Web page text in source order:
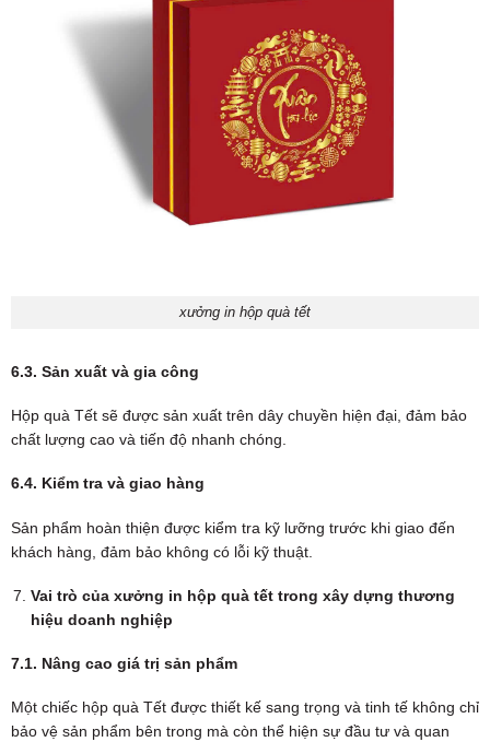
xưởng in hộp quà tết
6.3. Sản xuất và gia công
Hộp quà Tết sẽ được sản xuất trên dây chuyền hiện đại, đảm bảo
chất lượng cao và tiến độ nhanh chóng.
6.4. Kiểm tra và giao hàng
Sản phẩm hoàn thiện được kiểm tra kỹ lưỡng trước khi giao đến
khách hàng, đảm bảo không có lỗi kỹ thuật.
Vai trò của xưởng in hộp quà tết trong xây dựng thương
hiệu doanh nghiệp
7.1. Nâng cao giá trị sản phẩm
Một chiếc hộp quà Tết được thiết kế sang trọng và tinh tế không chỉ
bảo vệ sản phẩm bên trong mà còn thể hiện sự đầu tư và quan